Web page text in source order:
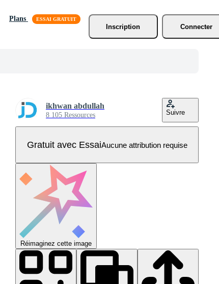
Plans
Inscription
Connecter
ikhwan abdullah
8 105 Ressources Suivre
Gratuit avec EssaiAucune attribution requise
Réimaginez cette image